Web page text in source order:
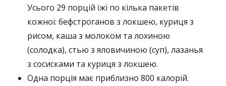
Усього 29 порцій їжі по кілька пакетів
кожної: бефстроганов з локшею, куриця з
рисом, каша з молоком та лохиною
(солодка), стью з яловичиною (суп), лазанья
з сосисками та куриця з локшею.
Одна порція має приблизно 800 калорій.